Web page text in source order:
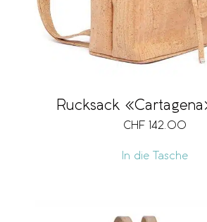
Rucksack
CHF 142.00
In die Tasche